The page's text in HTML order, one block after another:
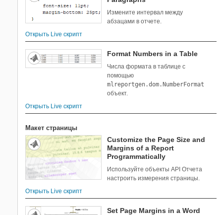
Simulink Check
Simulink Compiler
Simulink Control Design
Simulink Design Optimization
Simulink Desktop Real-Time
Simulink Report Generator
Simulink Test
SoC Blockset
Stateflow
Statistics and Machine Learning
Toolbox
System Composer
System Identification Toolbox
Измените интервал между
абзацами в отчете.
Открыть Live скрипт
Format Numbers in a Table
Числа формата в таблице с
помощью
mlreportgen.dom.NumberFormat
объект.
Открыть Live скрипт
Макет страницы
Customize the Page Size and
Margins of a Report
Programmatically
Используйте объекты API Отчета
настроить измерения страницы.
Открыть Live скрипт
Set Page Margins in a Word